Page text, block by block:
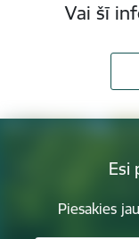
Vai šī
Esi
Piesakies